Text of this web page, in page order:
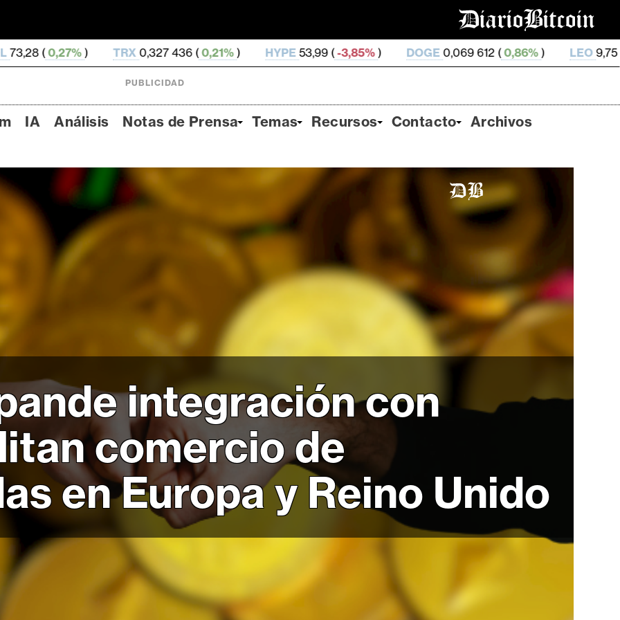
TRX0,327 436 ( 0,21%) HYPE53,99 ( -3,85%) DOGE0,069 612 (0,86%) LEO9,75 (-0,13%)
PUBLICIDAD
IA Análisis Notas de Prensa Temas Recursos Contacto Archivos
integración con
comercio de
en Europa y Reino Unido